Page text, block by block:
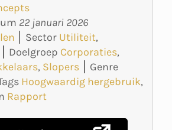
22 januari 2026
Sector Utiliteit,
Doelgroep Corporaties,
, Slopers
Genre
Hoogwaardig hergebruik,
Rapport